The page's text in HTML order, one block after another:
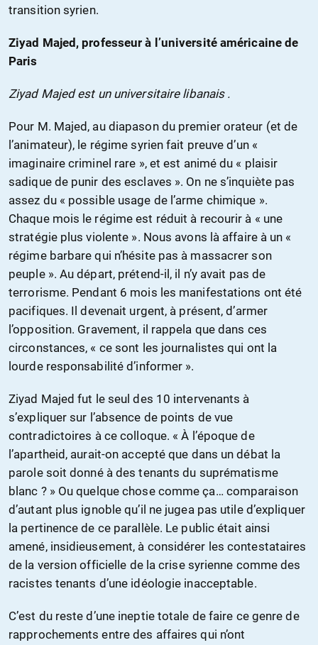
transition syrien.
Ziyad Majed, professeur à l’université américaine de
Paris
Ziyad Majed est un universitaire libanais .
Pour M. Majed, au diapason du premier orateur (et de
l’animateur), le régime syrien fait preuve d’un «
imaginaire criminel rare », et est animé du « plaisir
sadique de punir des esclaves ». On ne s’inquiète pas
assez du « possible usage de l’arme chimique ».
Chaque mois le régime est réduit à recourir à « une
stratégie plus violente ». Nous avons là affaire à un «
régime barbare qui n’hésite pas à massacrer son
peuple ». Au départ, prétend-il, il n’y avait pas de
terrorisme. Pendant 6 mois les manifestations ont été
pacifiques. Il devenait urgent, à présent, d’armer
l’opposition. Gravement, il rappela que dans ces
circonstances, « ce sont les journalistes qui ont la
lourde responsabilité d’informer ».
Ziyad Majed fut le seul des 10 intervenants à
s’expliquer sur l’absence de points de vue
contradictoires à ce colloque. « À l’époque de
l’apartheid, aurait-on accepté que dans un débat la
parole soit donné à des tenants du suprématisme
blanc ? » Ou quelque chose comme ça… comparaison
d’autant plus ignoble qu’il ne jugea pas utile d’expliquer
la pertinence de ce parallèle. Le public était ainsi
amené, insidieusement, à considérer les contestataires
de la version officielle de la crise syrienne comme des
racistes tenants d’une idéologie inacceptable.
C’est du reste d’une ineptie totale de faire ce genre de
rapprochements entre des affaires qui n’ont